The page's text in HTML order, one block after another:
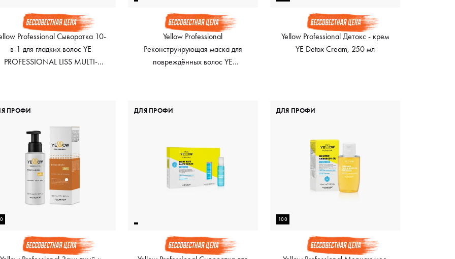
Professional Сыворотка 10-
в-1 для гладких волос YE
PROFESSIONAL LISS MULTI-
Yellow Professional
Реконструирующая маска для
повреждённых волос YE
Yellow Professional Детокс - крем
YE Detox Cream, 250 мл
ПРОФИ ДЛЯ ПРОФИ
100
ДЛЯ ПРОФИ